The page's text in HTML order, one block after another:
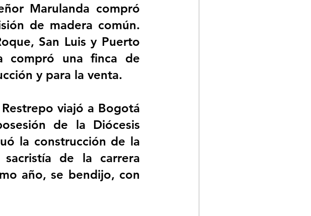
Marulanda compró
de madera común.
San Luis y Puerto
compró una finca de
y para la venta.
viajó a Bogotá
de la Diócesis
la construcción de la
de la carrera
año, se bendijo, con